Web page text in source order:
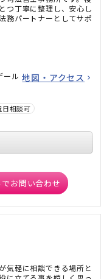
つ丁寧に整理し、安心し
務パートナーとしてサポ
ール 地図・アクセス
日相談可
お問い合わせ
気軽に相談できる場所と